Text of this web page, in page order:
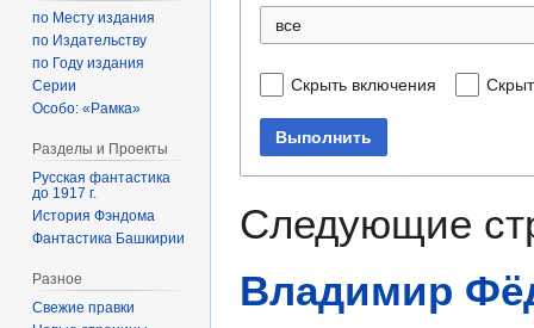
все
Скрыть включения
Выполнить
Следующие
Владимир
по Месту издания
по Издательству
по Году издания
Серии
Особо: «Рамка»
Разделы и Проекты
Русская фантастика
до 1917 г.
История Фэндома
Фантастика Башкирии
Разное
Свежие правки